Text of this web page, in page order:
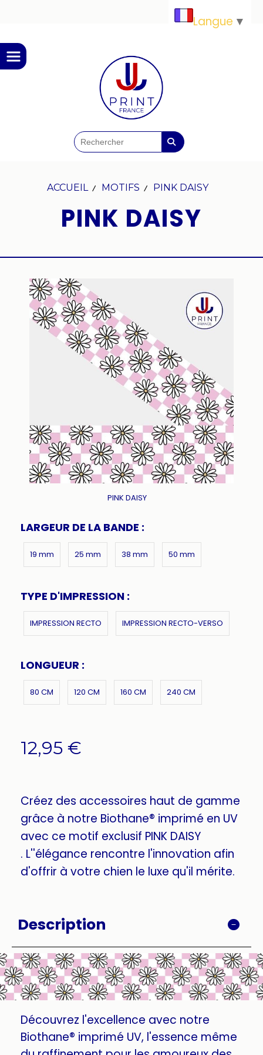
ACCUEIL MOTIFS PINK DAISY
PINK DAISY
PINK DAISY
LARGEUR DE LA BANDE :
19 mm 25 mm 38 mm 50 mm
TYPE D'IMPRESSION :
IMPRESSION RECTO IMPRESSION RECTO-VERSO
LONGUEUR :
80 CM 120 CM 160 CM 240 CM
12,95 €
Créez des accessoires haut de gamme
grâce à notre Biothane® imprimé en UV
avec ce motif exclusif PINK DAISY
. L''élégance rencontre l'innovation afin
d'offrir à votre chien le luxe qu'il mérite.
Description
Découvrez l'excellence avec notre
Biothane® imprimé UV, l'essence même
Langue ▼